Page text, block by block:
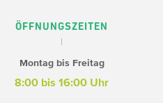
ÖFFNUNGSZEITEN
Montag bis Freitag
8:00 bis 16:00 Uhr